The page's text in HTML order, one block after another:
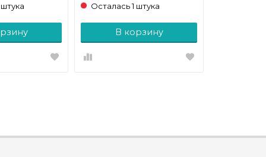
Осталась 1 штука
В корзину